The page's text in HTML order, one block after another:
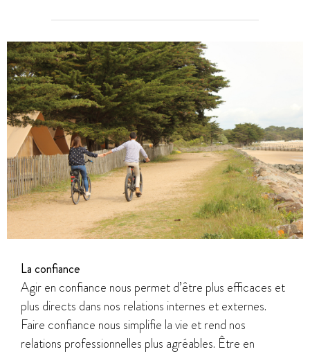
La confiance
Agir en confiance nous permet d’être plus efficaces et
plus directs dans nos relations internes et externes.
Faire confiance nous simplifie la vie et rend nos
relations professionnelles plus agréables. Être en